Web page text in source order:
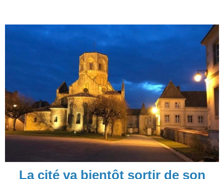
La cité va bientôt sortir de son